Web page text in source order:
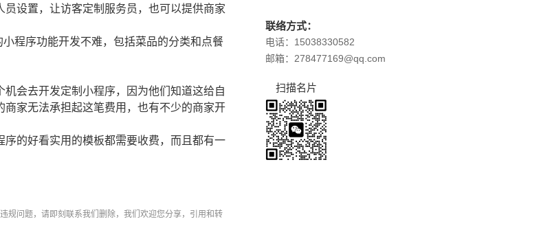
设置，让访客定制服务员，也可以提供商家
程序功能开发不难，包括菜品的分类和点餐
会去开发定制小程序，因为他们知道这给自
家无法承担起这笔费用，也有不少的商家开
的好看实用的模板都需要收费，而且都有一
规问题，请即刻联系我们删除，我们欢迎您分享，引用和转
联络方式：
电话：15038330582
邮箱：278477169@qq.com
扫描名片